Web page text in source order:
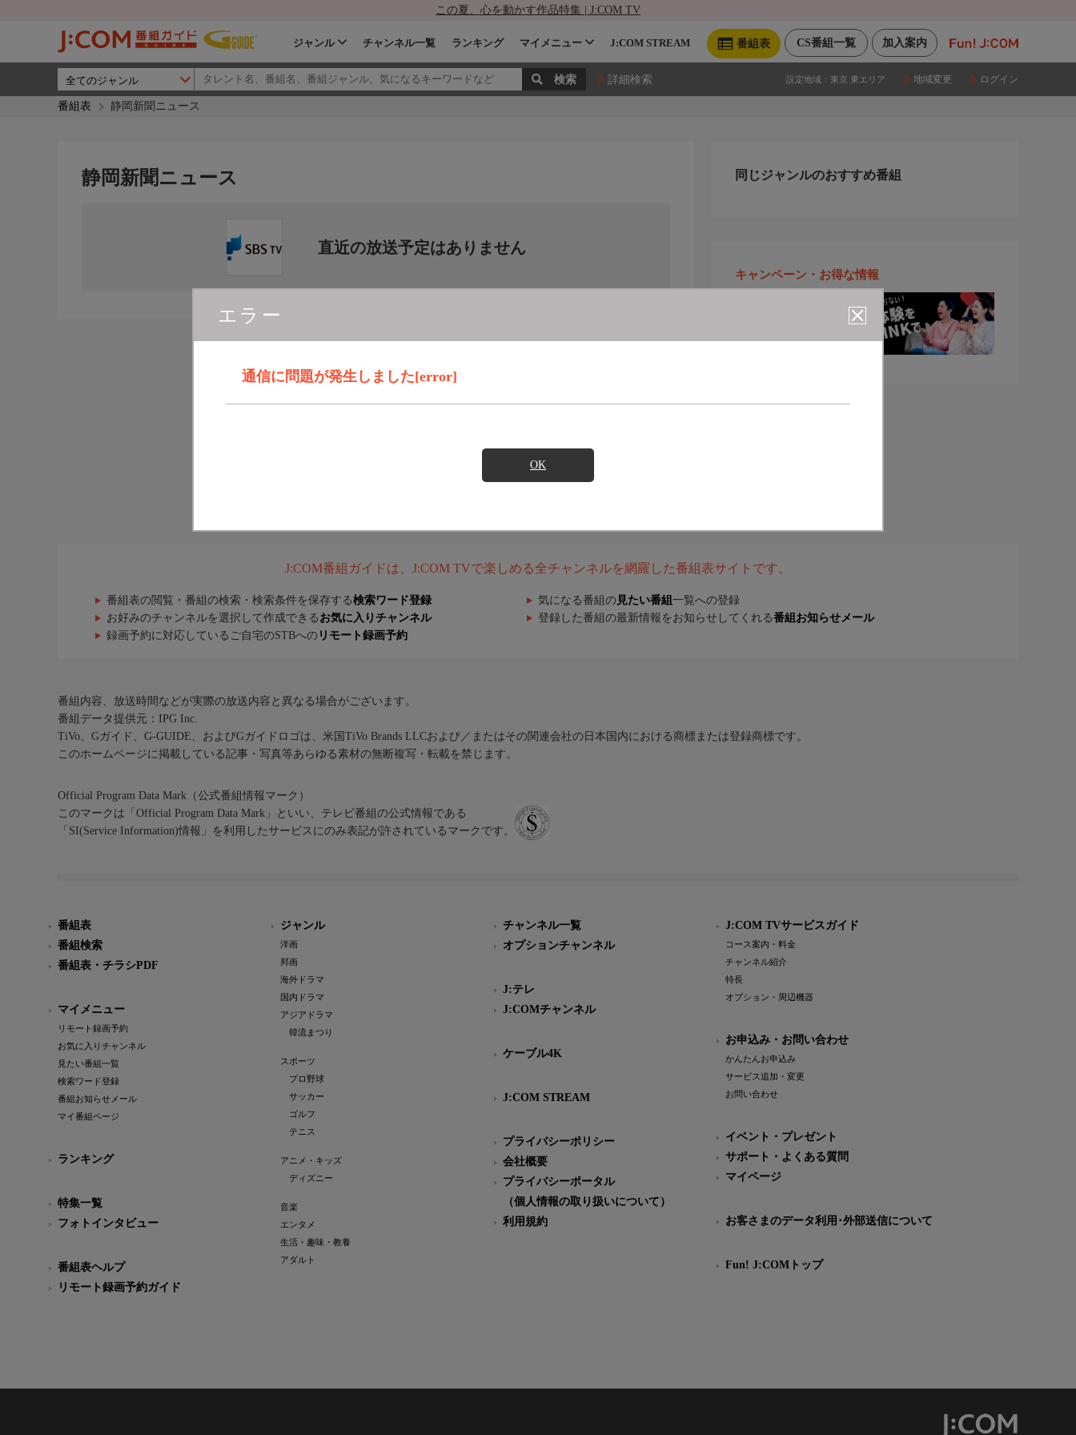
この夏、心を動かす作品特集 | J:COM TV
加入案内
CS番組一覧
番組表
ジャンル チャンネル一覧 ランキング マイメニュー J:COM STREAM
詳細検索 設定地域： 東京 東エリア 地域変更 ログイン
番組表 静岡新聞ニュース
エラー
通信に問題が発生しました[error]
OK
静岡新聞ニュース
直近の放送予定はありません
同じジャンルのおすすめ番組
キャンペーン・お得な情報
J:COM番組ガイドは、J:COM TVで楽しめる全チャンネルを網羅した番組表サイトです。
番組表の閲覧・番組の検索・検索条件を保存する検索ワード登録 気になる番組の 見たい番組 一覧への登録
お好みのチャンネルを選択して作成できる お気に入りチャンネル 登録した番組の最新情報をお知らせしてくれる番組お知らせメール
録画予約に対応しているご自宅のSTBへの リモート録画予約
番組内容、放送時間などが実際の放送内容と異なる場合がございます。
番組データ提供元：IPG Inc.
TiVo、Gガイド、G-GUIDE、およびGガイドロゴは、米国TiVo Brands LLCおよび／またはその関連会社の日本国内における商標または登録商標です。
このホームページに掲載している記事・写真等あらゆる素材の無断複写・転載を禁じます。
Official Program Data Mark（公式番組情報マーク）
このマークは「Official Program Data Mark」といい、テレビ番組の公式情報である
「SI(Service Information)情報」を利用したサービスにのみ表記が許されているマークです。
番組表
番組検索
番組表・チラシPDF
マイメニュー
リモート録画予約
お気に入りチャンネル
見たい番組一覧
検索ワード登録
番組お知らせメール
マイ番組ページ
ランキング
特集一覧
フォトインタビュー
番組表ヘルプ
リモート録画予約ガイド
ジャンル
洋画
邦画
海外ドラマ
国内ドラマ
アジアドラマ
韓流まつり
スポーツ
プロ野球
サッカー
ゴルフ
テニス
アニメ・キッズ
ディズニー
音楽
エンタメ
生活・趣味・教養
アダルト
チャンネル一覧
オプションチャンネル
J:テレ
J:COMチャンネル
ケーブル4K
J:COM STREAM
プライバシーポリシー
会社概要
プライバシーポータル
（個人情報の取り扱いについて）
利用規約
J:COM TVサービスガイド
コース案内・料金
チャンネル紹介
特長
オプション・周辺機器
お申込み・お問い合わせ
かんたんお申込み
サービス追加・変更
お問い合わせ
イベント・プレゼント
サポート・よくある質問
マイページ
お客さまのデータ利用･外部送信について
Fun! J:COMトップ